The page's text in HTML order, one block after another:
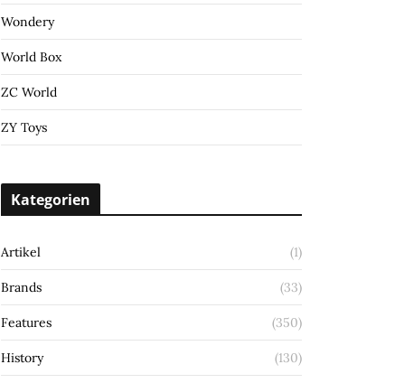
Wondery
World Box
ZC World
ZY Toys
Kategorien
Artikel (1)
Brands (33)
Features (350)
History (130)